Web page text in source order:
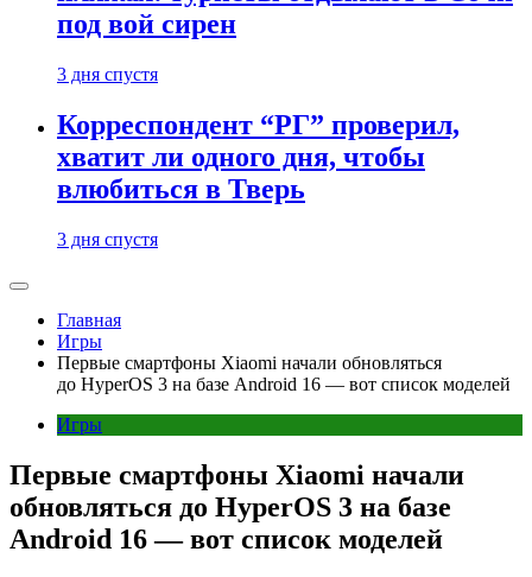
под вой сирен
3 дня спустя
Корреспондент “РГ” проверил,
хватит ли одного дня, чтобы
влюбиться в Тверь
3 дня спустя
Главная
Игры
Первые смартфоны Xiaomi начали обновляться
до HyperOS 3 на базе Android 16 — вот список моделей
Игры
Первые смартфоны Xiaomi начали
обновляться до HyperOS 3 на базе
Android 16 — вот список моделей